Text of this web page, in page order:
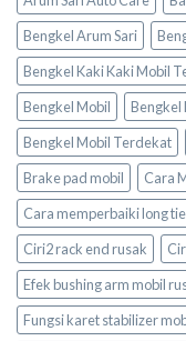
Bengkel Arum Sari
Bengkel Kaki Kaki Mobil
Bengkel Mobil
Bengkel
Bengkel Mobil Terdekat
Brake pad mobil
Cara
Cara memperbaiki long
Ciri2 rack end rusak
Efek bushing arm mobil
Fungsi karet stabilizer